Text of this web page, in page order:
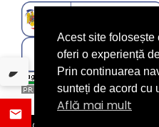
Acest site folosește
oferi o experiență
Prin continuarea
sunteți de acord cu
Află mai mult